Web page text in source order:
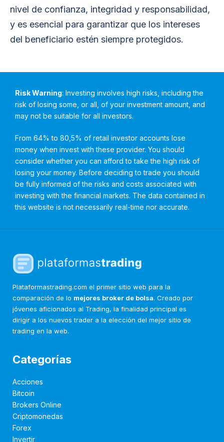
nivel de confianza, integridad y responsabilidad,
y es esencial para garantizar que los intereses
del beneficiario estén siempre protegidos.
Risk Warning: Investing involves high risks, including the
risk of losing some, or all, of your investment amount, and
may not be suitable for all investors.
From 64% to 80,5% of retail investor accounts lose
money when invest with these provider. You should
consider whether you can afford to take the high risk of
losing your money. Before deciding to trade you should
be fully informed of the risks and costs associated with
investing with the financial markets. The data contained in
this website is not necessarily real-time nor accurate.
Plataformastrading.com el primer sitio web para la
comparación de lo mejores broker de bolsa. Creado por
jóvenes aficionados al Trading, la finalidad principal es
dirigir a los nuevos trader a la elección del mejor sitio de
trading en la web.
Categorías
Acciones
Bitcoin
Brokers Online
Criptomonedas
Forex
Invertir